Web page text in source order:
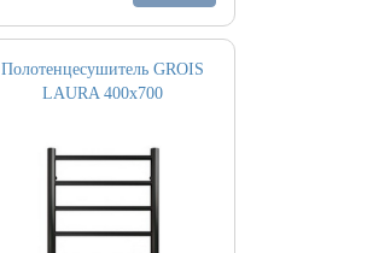
Полотенцесушитель GROIS
LAURA 400х700